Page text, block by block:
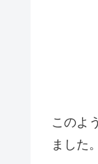
このよ
ました